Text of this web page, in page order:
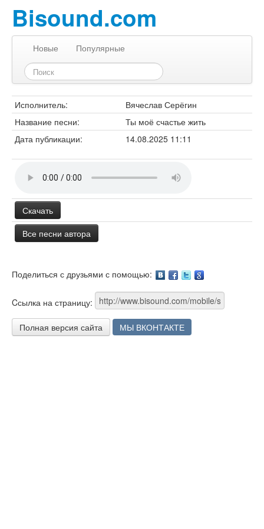
Bisound.com
Новые Популярные
Исполнитель:
Вячеслав Серёгин
Название песни:
Ты моё счастье жить
Дата публикации:
14.08.2025 11:11
Скачать
Все песни автора
Поделиться с друзьями с помощью:
Cсылка на страницу:
Полная версия сайта МЫ ВКОНТАКТЕ